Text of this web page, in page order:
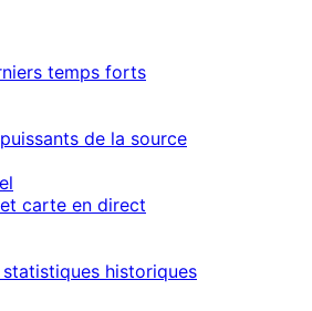
temps forts
de la source
carte en direct
historiques